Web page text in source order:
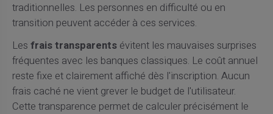
traditionnelles. Les personnes en difficulté ou en
transition peuvent accéder à ces services.
Les frais transparentsévitent les mauvaises surprises
fréquentes avec les banques classiques. Le coût annuel
reste fixe et clairement affiché dès l'inscription. Aucun
frais caché ne vient grever le budget de l'utilisateur.
Cette transparence permet de calculer précisément le